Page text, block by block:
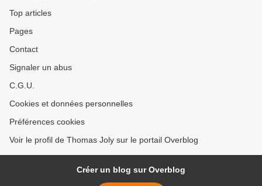
Top articles
Pages
Contact
Signaler un abus
C.G.U.
Cookies et données personnelles
Préférences cookies
Voir le profil de Thomas Joly sur le portail Overblog
Créer un blog sur Overblog